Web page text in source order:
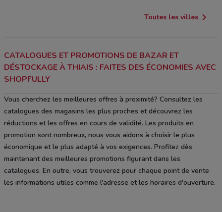
Toutes les villes
CATALOGUES ET PROMOTIONS DE BAZAR ET
DÉSTOCKAGE À THIAIS : FAITES DES ÉCONOMIES AVEC
SHOPFULLY
Vous cherchez les meilleures offres à proximité? Consultez les
catalogues des magasins les plus proches et découvrez les
réductions et les offres en cours de validité. Les produits en
promotion sont nombreux, nous vous aidons à choisir le plus
économique et le plus adapté à vos exigences. Profitez dès
maintenant des meilleures promotions figurant dans les
catalogues. En outre, vous trouverez pour chaque point de vente
les informations utiles comme l'adresse et les horaires d'ouverture.